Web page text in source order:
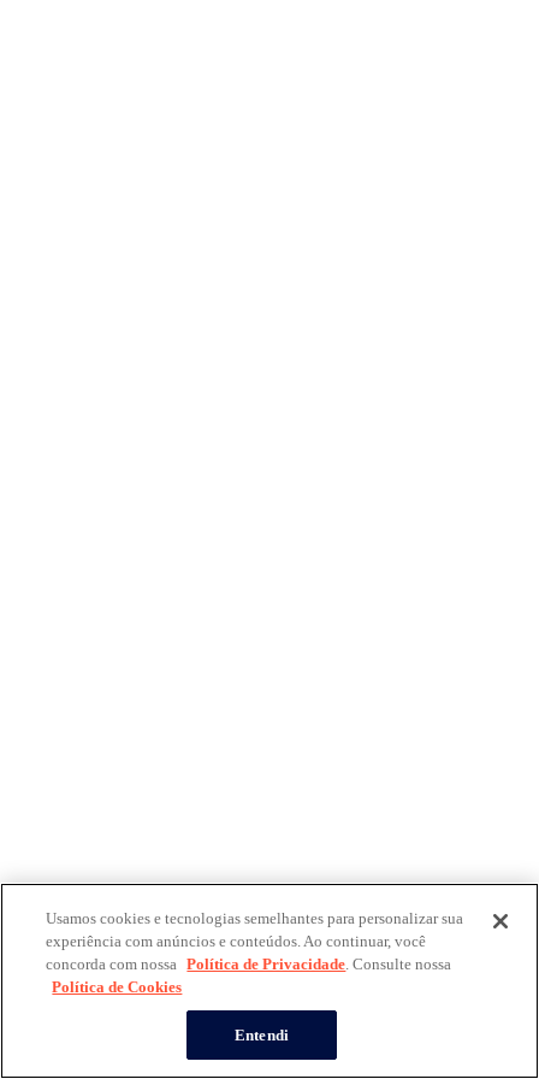
Usamos cookies e tecnologias semelhantes para personalizar sua
experiência com anúncios e conteúdos. Ao continuar, você
concorda com nossa Política de Privacidade. Consulte nossa
Política de Cookies
Entendi